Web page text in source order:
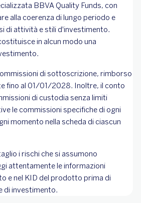
BBVA Quality Funds, con
alla coerenza di lungo periodo e
di attività e stili d'investimento.
in alcun modo una
di sottoscrizione, rimborso
fino al 01/01/2028. Inoltre, il conto
di custodia senza limiti
le commissioni specifiche di ogni
momento nella scheda di ciascun
i rischi che si assumono
attentamente le informazioni
e nel KID del prodotto prima di
di investimento.